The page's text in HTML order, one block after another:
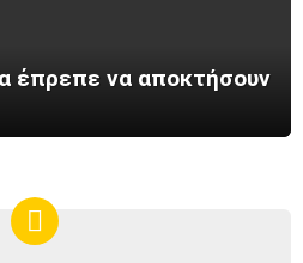
έπρεπε να αποκτήσουν